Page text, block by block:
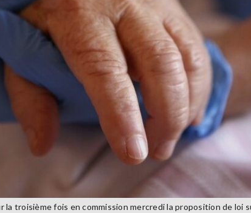
troisième fois en commission mercredi la proposition de loi